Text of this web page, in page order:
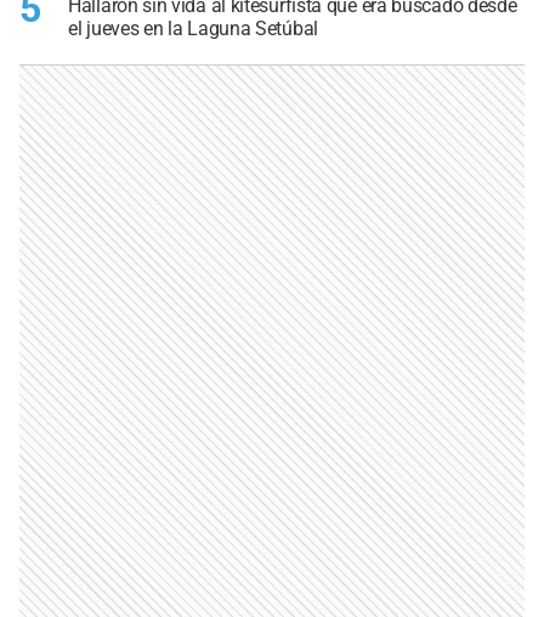
Hallaron sin vida al kitesurfista que era buscado desde
el jueves en la Laguna Setúbal